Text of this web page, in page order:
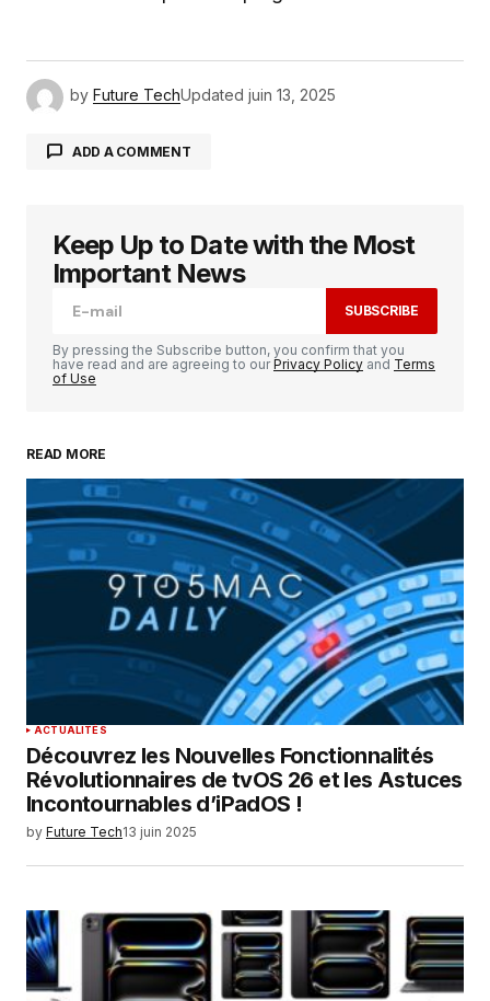
by Future TechUpdated juin 13, 2025
ADD A COMMENT
Votre adresse e-mail ne sera pas publiée. Les
champs obligatoires sont indiqués avec
Your Name
Your E-mail*
Enregistrer mon nom, mon e-mail et mon
site dans le navigateur pour mon prochain
commentaire.
Keep Up to Date with the Most
Important News
SUBSCRIBE
By pressing the Subscribe button, you confirm that you
have read and are agreeing to ourPrivacy Policy and Terms
of Use
READ MORE
ACTUALITÉS
Découvrez les Nouvelles Fonctionnalités
Révolutionnaires de tvOS 26 et les Astuces
Incontournables d’iPadOS !
by Future Tech13 juin 2025